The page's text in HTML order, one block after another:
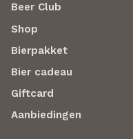
Beer Club
Shop
Bierpakket
Bier cadeau
Giftcard
Aanbiedingen